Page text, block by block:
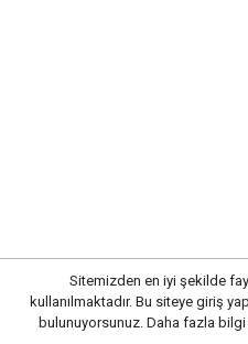
Sitemizden en iyi şekilde
kullanılmaktadır. Bu siteye giriş
bulunuyorsunuz. Daha fazla bilgi